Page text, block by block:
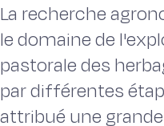
La recherche
le domaine de
pastorale des
par différentes
attribué une